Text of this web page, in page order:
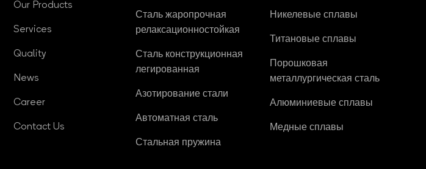
Our Products
Services
Quality
News
Career
Contact Us
Сталь жаропрочная
релаксационностойкая
Сталь конструкционная
легированная
Азотирование стали
Автоматная сталь
Стальная пружина
Никелевые сплавы
Титановые сплавы
Порошковая
металлургическая сталь
Алюминиевые сплавы
Медные сплавы